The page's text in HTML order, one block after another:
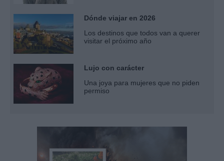
Dónde viajar en 2026
Los destinos que todos van a querer
visitar el próximo año
Lujo con carácter
Una joya para mujeres que no piden
permiso